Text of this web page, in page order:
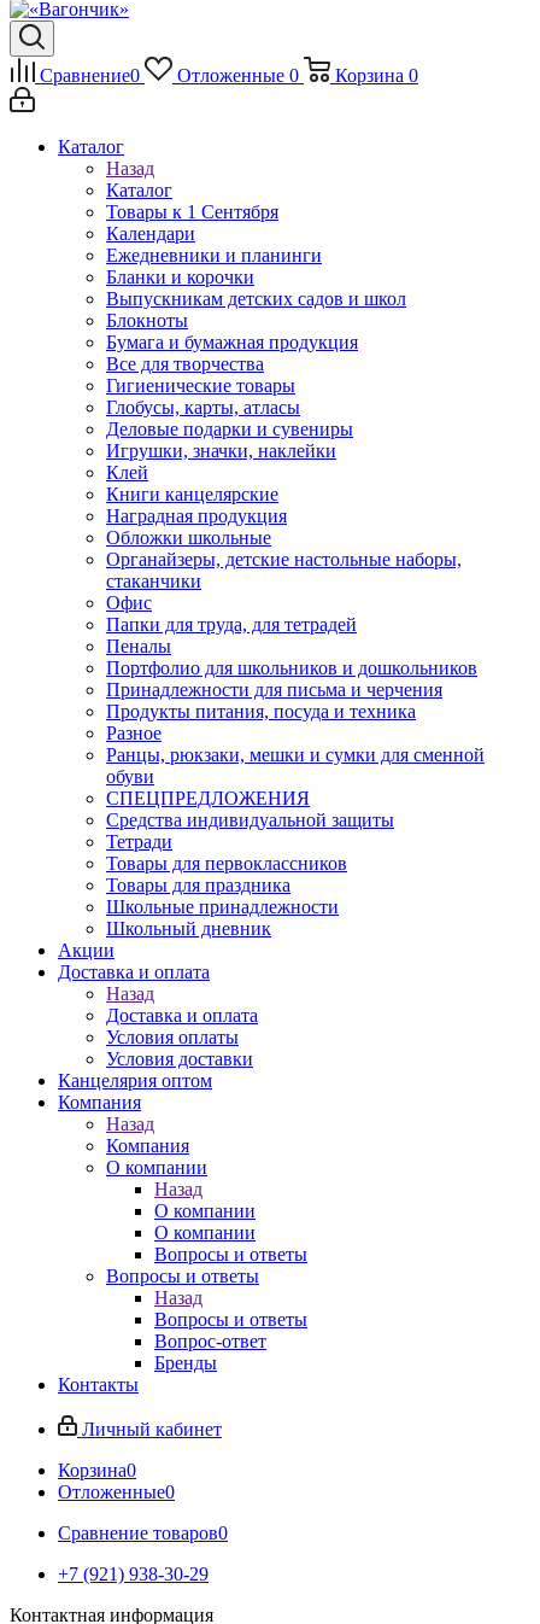
Сравнение0 Отложенные 0 Корзина 0
Каталог
Назад
Каталог
Товары к 1 Сентября
Календари
Ежедневники и планинги
Бланки и корочки
Выпускникам детских садов и школ
Блокноты
Бумага и бумажная продукция
Все для творчества
Гигиенические товары
Глобусы, карты, атласы
Деловые подарки и сувениры
Игрушки, значки, наклейки
Клей
Книги канцелярские
Наградная продукция
Обложки школьные
Органайзеры, детские настольные наборы,
стаканчики
Офис
Папки для труда, для тетрадей
Пеналы
Портфолио для школьников и дошкольников
Принадлежности для письма и черчения
Продукты питания, посуда и техника
Разное
Ранцы, рюкзаки, мешки и сумки для сменной
обуви
СПЕЦПРЕДЛОЖЕНИЯ
Средства индивидуальной защиты
Тетради
Товары для первоклассников
Товары для праздника
Школьные принадлежности
Школьный дневник
Акции
Доставка и оплата
Назад
Доставка и оплата
Условия оплаты
Условия доставки
Канцелярия оптом
Компания
Назад
Компания
О компании
Назад
О компании
О компании
Вопросы и ответы
Вопросы и ответы
Назад
Вопросы и ответы
Вопрос-ответ
Бренды
Контакты
Личный кабинет
Корзина0
Отложенные0
Сравнение товаров0
+7 (921) 938-30-29
Контактная информация